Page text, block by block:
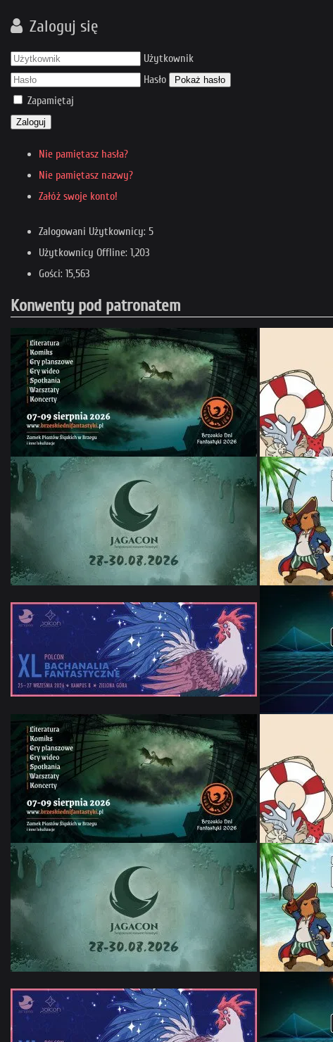
Zaloguj się
Użytkownik
Hasło
Pokaż hasło
Zapamiętaj
Zaloguj
Nie pamiętasz hasła?
Nie pamiętasz nazwy?
Załóż swoje konto!
Zalogowani Użytkownicy: 5
Użytkownicy Offline: 1,203
Gości: 15,563
Konwenty pod patronatem